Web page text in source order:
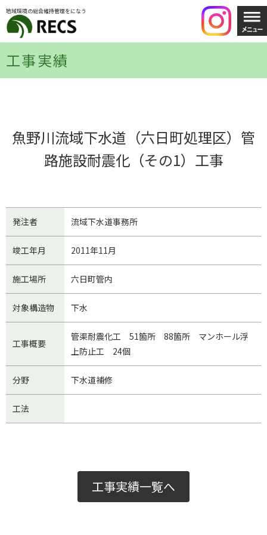
地域環境の総合維持管理をになう
工事実績
魚野川流域下水道（六日町処理区）管
路施設耐震化（その1）工事
発注者 流域下水道事務所
竣工年月 2011年11月
施工場所 六日町管内
対象構造物 下水
工事概要
管渠耐震化工 51箇所 88箇所 マンホール浮
上防止工 24個
分野 下水道補修
工法
工事実績一覧へ